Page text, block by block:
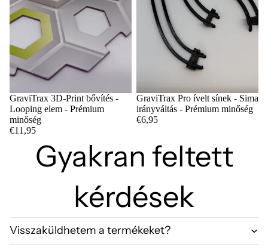
GraviTrax 3D-Print bővítés -
Looping elem - Prémium
minőség
€11,95
GraviTrax Pro ívelt sínek - Sima
irányváltás - Prémium minőség
€6,95
Gyakran feltett
kérdések
Visszaküldhetem a termékeket?